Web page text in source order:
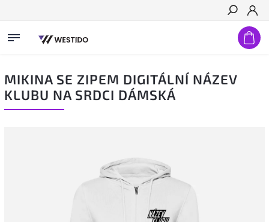
Hledat
MIKINA SE ZIPEM DIGITÁLNÍ NÁZEV
KLUBU NA SRDCI DÁMSKÁ